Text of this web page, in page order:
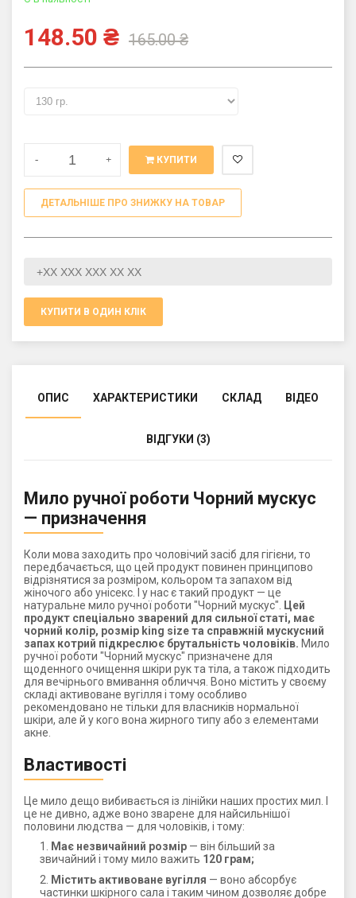
148.50 ₴ 165.00₴
- + КУПИТИ
ДЕТАЛЬНІШЕ ПРО ЗНИЖКУ НА ТОВАР
КУПИТИ В ОДИН КЛІК
ОПИС ХАРАКТЕРИСТИКИ СКЛАД ВІДЕО
ВІДГУКИ (3)
Мило ручної роботи Чорний мускус
— призначення
Коли мова заходить про чоловічий засіб для гігієни, то
передбачається, що цей продукт повинен принципово
відрізнятися за розміром, кольором та запахом від
жіночого або унісекс. І у нас є такий продукт — це
натуральне мило ручної роботи "Чорний мускус".
Цей
продукт спеціально зварений для сильної статі, має
чорний колір, розмір king size та справжній мускусний
запах котрий підкреслює брутальність чоловіків. Мило
ручної роботи "Чорний мускус" призначене для
щоденного очищення шкіри рук та тіла, а також підходить
для вечірнього вмивання обличчя. Воно містить у своєму
складі активоване вугілля і тому особливо
рекомендовано не тільки для власників нормальної
шкіри, але й у кого вона жирного типу або з елементами
акне.
Властивості
Це мило дещо вибивається із лінійки наших простих мил. І
це не дивно, адже воно зварене для найсильнішої
половини людства — для чоловіків, і тому:
Має незвичайний розмір — він більший за
звичайний і тому мило важить 120 грам;
Містить активоване вугілля — воно абсорбує
частинки шкірного сала і таким чином дозволяє добре